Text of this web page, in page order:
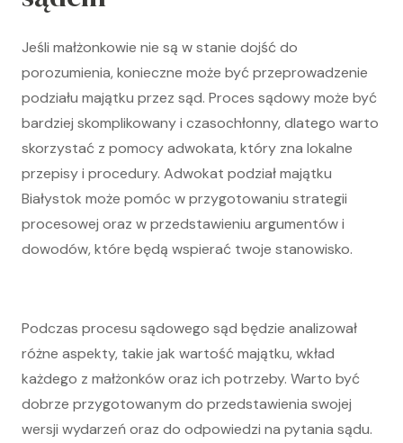
Jeśli małżonkowie nie są w stanie dojść do
porozumienia, konieczne może być przeprowadzenie
podziału majątku przez sąd. Proces sądowy może być
bardziej skomplikowany i czasochłonny, dlatego warto
skorzystać z pomocy adwokata, który zna lokalne
przepisy i procedury. Adwokat podział majątku
Białystok może pomóc w przygotowaniu strategii
procesowej oraz w przedstawieniu argumentów i
dowodów, które będą wspierać twoje stanowisko.
Podczas procesu sądowego sąd będzie analizował
różne aspekty, takie jak wartość majątku, wkład
każdego z małżonków oraz ich potrzeby. Warto być
dobrze przygotowanym do przedstawienia swojej
wersji wydarzeń oraz do odpowiedzi na pytania sądu.